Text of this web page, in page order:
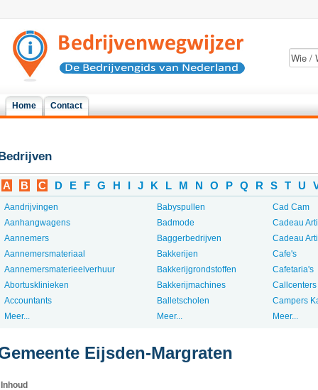
Home Contact
A B C D E F G H I J K L M N O P Q R S T U
Aandrijvingen
Aanhangwagens
Aannemers
Aannemersmateriaal
Aannemersmaterieelverhuur
Abortusklinieken
Accountants
Meer...
Babyspullen
Badmode
Baggerbedrijven
Bakkerijen
Bakkerijgrondstoffen
Bakkerijmachines
Balletscholen
Meer...
Cad Cam
Cadeau
Cadeau
Cafe's
Cafetaria's
Callcenters
Campers
Meer...
Eijsden-Margraten
Inhoud